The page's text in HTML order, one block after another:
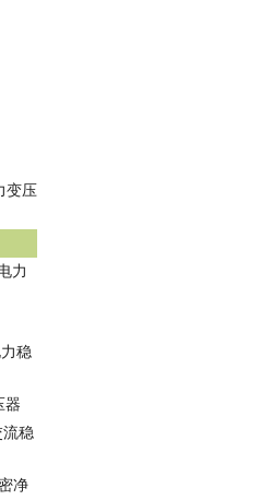
变压
力
稳
器
流稳
净